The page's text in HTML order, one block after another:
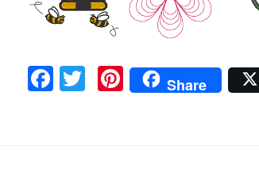
F
T
Pi
n
Share